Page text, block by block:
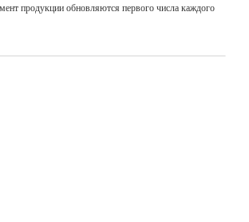
продукции обновляются первого числа каждого